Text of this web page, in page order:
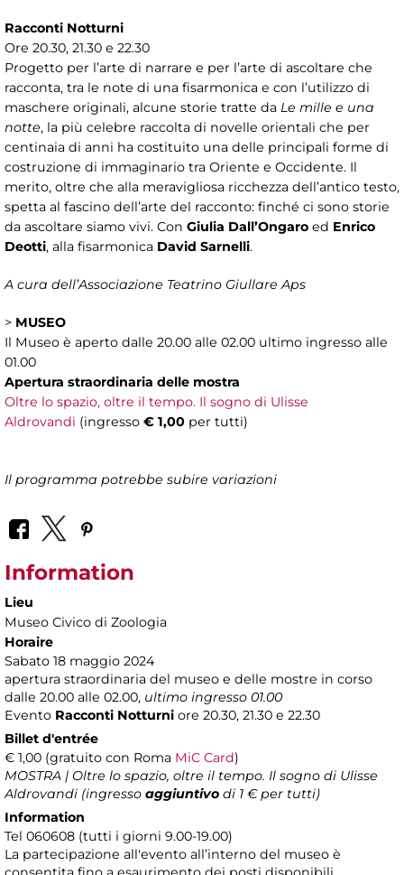
Racconti Notturni
Ore 20.30, 21.30 e 22.30
Progetto per l’arte di narrare e per l’arte di ascoltare che
racconta, tra le note di una fisarmonica e con l’utilizzo di
maschere originali, alcune storie tratte da Le mille e una
notte, la più celebre raccolta di novelle orientali che per
centinaia di anni ha costituito una delle principali forme di
costruzione di immaginario tra Oriente e Occidente. Il
merito, oltre che alla meravigliosa ricchezza dell’antico testo,
spetta al fascino dell’arte del racconto: finché ci sono storie
da ascoltare siamo vivi. Con Giulia Dall’Ongaro ed Enrico
Deotti, alla fisarmonica David Sarnelli.
A cura dell’Associazione Teatrino Giullare Aps
> MUSEO
Il Museo è aperto dalle 20.00 alle 02.00 ultimo ingresso alle
01.00
Apertura straordinaria delle mostra
Oltre lo spazio, oltre il tempo. Il sogno di Ulisse
Aldrovandi (ingresso € 1,00 per tutti)
Il programma potrebbe subire variazioni
Information
Lieu
Museo Civico di Zoologia
Horaire
Sabato 18 maggio 2024
apertura straordinaria del museo e delle mostre in corso
dalle 20.00 alle 02.00, ultimo ingresso 01.00
Evento Racconti Notturni ore 20.30, 21.30 e 22.30
Billet d'entrée
€ 1,00 (gratuito con Roma MiC Card)
MOSTRA | Oltre lo spazio, oltre il tempo. Il sogno di Ulisse
Aldrovandi (ingresso aggiuntivo di 1 € per tutti)
Information
Tel 060608 (tutti i giorni 9.00-19.00)
La partecipazione all'evento all’interno del museo è